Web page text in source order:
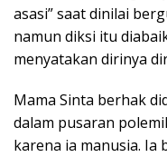
asasi” saat dinilai
namun diksi itu
menyatakan dirinya
Mama Sinta berhak
dalam pusaran
karena ia manusia. Ia